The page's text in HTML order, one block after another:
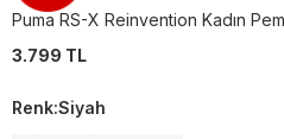
Puma RS-X Reinvention Kadın
3.799 TL
Renk:Siyah